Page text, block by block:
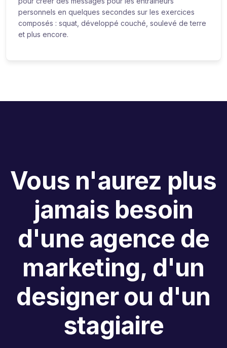
personnels en quelques secondes sur les exercices
composés : squat, développé couché, soulevé de terre
et plus encore.
Vous n'aurez plus
jamais besoin
d'une agence de
marketing, d'un
designer ou d'un
stagiaire